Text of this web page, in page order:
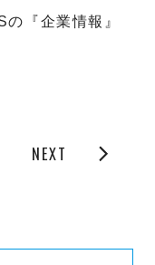
『企業情報』
NEXT